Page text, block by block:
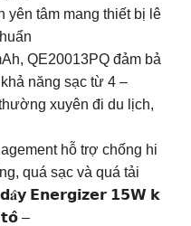
yên tâm mang thiết bị lê
QE20013PQ đảm bả
năng sạc từ 4 –
xuyên đi du lịch,
hỗ trợ chống hi
quá sạc và quá tải
𝗘𝗻𝗲𝗿𝗴𝗶𝘇𝗲𝗿 𝟭𝟱𝗪 𝗸
–